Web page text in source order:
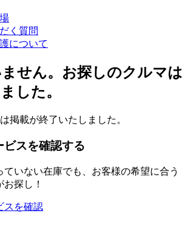
く質問
について
せん。お探しのクルマは
した。
掲載が終了いたしました。
スを確認する
ていない在庫でも、お客様の希望に合う
探し！
スを確認